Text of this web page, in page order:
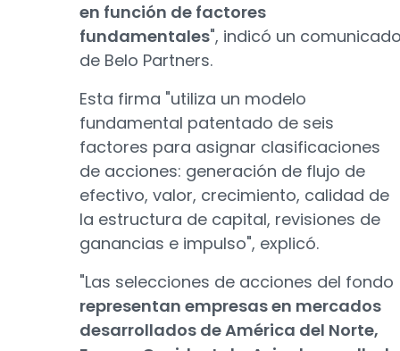
en función de factores
fundamentales", indicó un
de Belo Partners.
Esta firma "utiliza un modelo
fundamental patentado de seis
factores para asignar clasificaciones
de acciones: generación de flujo de
efectivo, valor, crecimiento, calidad de
la estructura de capital, revisiones de
ganancias e impulso", explicó.
"Las selecciones de acciones del fondo
representan empresas en mercados
desarrollados de América del Norte,